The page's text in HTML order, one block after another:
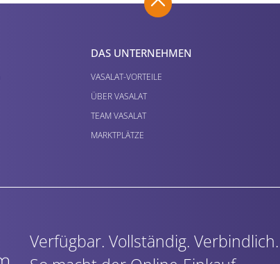
DAS UNTERNEHMEN
VASALAT-VORTEILE
ÜBER VASALAT
TEAM VASALAT
MARKTPLÄTZE
Verfügbar. Vollständig. Verbindlich.